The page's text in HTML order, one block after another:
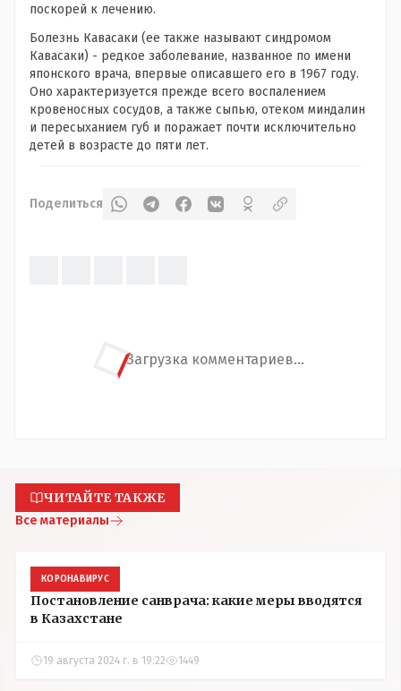
поскорей к лечению.
Болезнь Кавасаки (ее также называют синдромом
Кавасаки) - редкое заболевание, названное по имени
японского врача, впервые описавшего его в 1967 году.
Оно характеризуется прежде всего воспалением
кровеносных сосудов, а также сыпью, отеком миндалин
и пересыханием губ и поражает почти исключительно
детей в возрасте до пяти лет.
Поделиться
Загрузка комментариев...
ЧИТАЙТЕ ТАКЖЕ
Все материалы
КОРОНАВИРУС
Постановление санврача: какие меры вводятся
в Казахстане
19 августа 2024 г. в 19:22 1449